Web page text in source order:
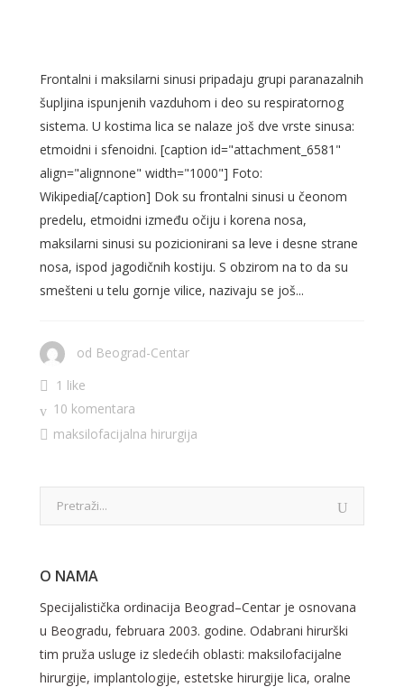
Frontalni i maksilarni sinusi pripadaju grupi paranazalnih
šupljina ispunjenih vazduhom i deo su respiratornog
sistema. U kostima lica se nalaze još dve vrste sinusa:
etmoidni i sfenoidni. [caption id="attachment_6581"
align="alignnone" width="1000"] Foto:
Wikipedia[/caption] Dok su frontalni sinusi u čeonom
predelu, etmoidni između očiju i korena nosa,
maksilarni sinusi su pozicionirani sa leve i desne strane
nosa, ispod jagodičnih kostiju. S obzirom na to da su
smešteni u telu gornje vilice, nazivaju se još...
od Beograd-Centar
1 like
10 komentara
maksilofacijalna hirurgija
O NAMA
Specijalistička ordinacija Beograd–Centar je osnovana
u Beogradu, februara 2003. godine. Odabrani hirurški
tim pruža usluge iz sledećih oblasti: maksilofacijalne
hirurgije, implantologije, estetske hirurgije lica, oralne